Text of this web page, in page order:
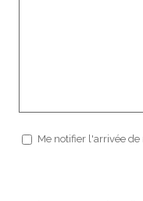
Me notifier l'arrivée